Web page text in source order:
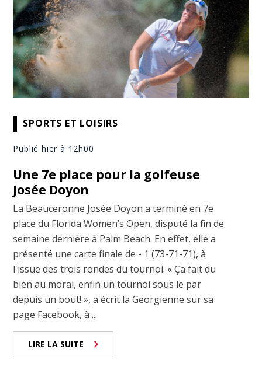
SPORTS ET LOISIRS
Publié hier à 12h00
Une 7e place pour la golfeuse
Josée Doyon
La Beauceronne Josée Doyon a terminé en 7e
place du Florida Women’s Open, disputé la fin de
semaine dernière à Palm Beach. En effet, elle a
présenté une carte finale de - 1 (73-71-71), à
l'issue des trois rondes du tournoi. « Ça fait du
bien au moral, enfin un tournoi sous le par
depuis un bout! », a écrit la Georgienne sur sa
page Facebook, à ...
LIRE LA SUITE